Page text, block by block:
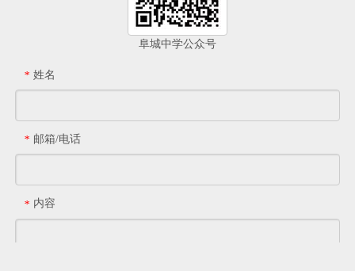
阜城中学公众号
* 姓名
* 邮箱/电话
* 内容